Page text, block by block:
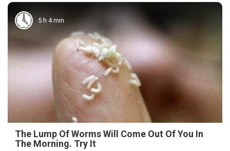
5 h 4 min
The Lump Of Worms Will Come Out Of You In
The Morning. Try It